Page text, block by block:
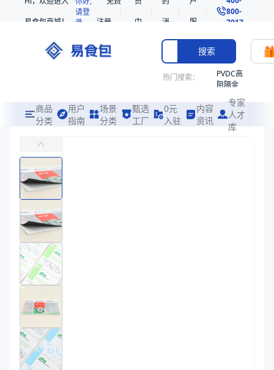
易食包商城！
请登
录
注册
中
消
息
服
务
800-
7017
搜索
热门搜索：
PVDC高
阻隔金
共挤热
收缩袋
商品
分类
用户
指南
场景
分类
甄选
工厂
0元
入驻
内容
资讯
专家
人才
库
主要应用于食品、酒类、饮料等产品的非直接接触贴签用
易食包（EPAK）专注于不干胶标签包装，提供详尽的规格参数、实物
产品卖点：印刷清晰、粘性强、可定制
应用场景：主要应用于食品、酒类、饮料等产品的非直接接触贴签用
价格：在线询价
商品参数
商品分类
主要材质
主要材质
产品结构